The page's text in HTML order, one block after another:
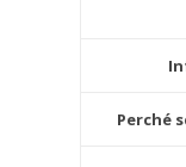
Perché